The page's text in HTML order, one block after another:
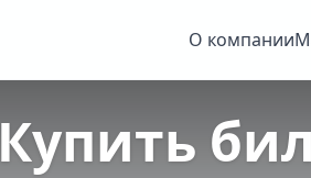
О компании
Купить